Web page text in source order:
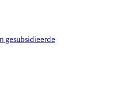
gesubsidieerde